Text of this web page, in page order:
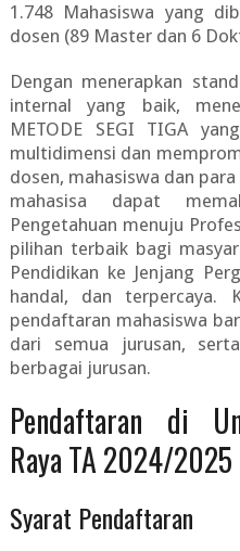
1.748 Mahasiswa yang
dosen (89 Master dan 6
Dengan menerapkan
internal yang baik,
METODE SEGI TIGA
multidimensi dan
dosen, mahasiswa dan
mahasisa dapat
Pengetahuan menuju
pilihan terbaik bagi
Pendidikan ke Jenjang
handal, dan terpercaya.
pendaftaran mahasiswa
dari semua jurusan,
berbagai jurusan.
Pendaftaran di
Raya TA 2024/2025
Syarat Pendaftaran